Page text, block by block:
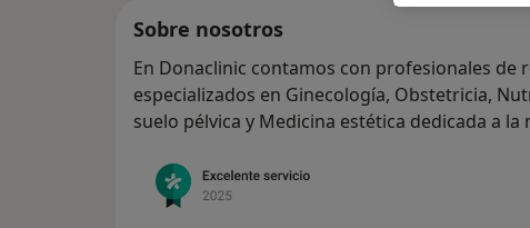
Sobre nosotros
En Donaclinic contamos con profesionales de
especializados en Ginecología, Obstetricia,
suelo pélvica y Medicina estética dedicada a la